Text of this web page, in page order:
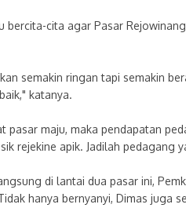
bercita-cita agar Pasar
semakin ringan tapi semakin
katanya.
pasar maju, maka pendapatan
rejekine apik. Jadilah pedagang
di lantai dua pasar ini,
hanya bernyanyi, Dimas juga